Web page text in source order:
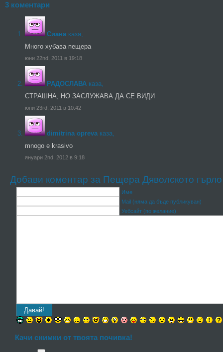
3 коментари
Сиана каза,
Много хубава пещера
юни 22nd, 2011 в 19:18
РАДОСЛАВА каза,
СТРАШНА, НО ЗАСЛУЖАВА ДА СЕ ВИДИ
юни 23rd, 2011 в 10:42
dimitrina opreva каза,
mnogo e krasivo
януари 2nd, 2012 в 9:18
Добави коментар за Пещера Дяволското гърло
Име
Mail (няма да бъде публикуван)
Уебсайт (по желание)
Качи снимки от твоята почивка!